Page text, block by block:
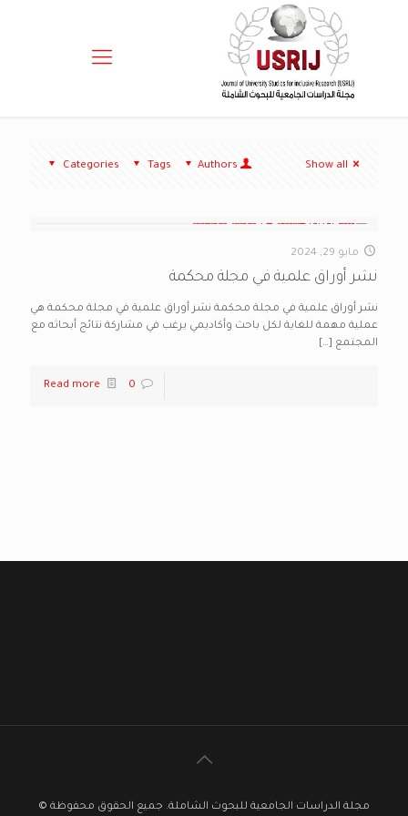
Categories Tags Authors Show all
مايو 29, 2024
نشر أوراق علمية في مجلة محكمة
نشر أوراق علمية في مجلة محكمة نشر أوراق علمية في مجلة محكمة هي
عملية مهمة للغاية لكل باحث وأكاديمي يرغب في مشاركة نتائج أبحاثه مع
المجتمع […]
0
Read more
مجلة الدراسات الجامعية للبحوث الشاملة. جميع الحقوق محفوظة ©